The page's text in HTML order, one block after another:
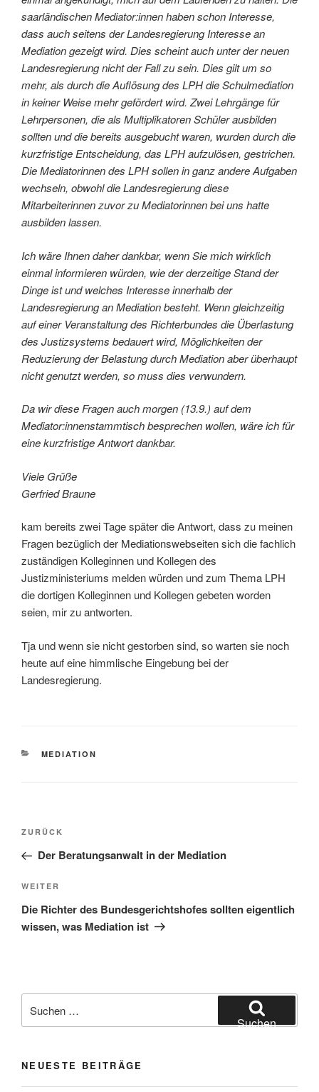
saarländischen Mediator:innen haben schon Interesse,
dass auch seitens der Landesregierung Interesse an
Mediation gezeigt wird. Dies scheint auch unter der neuen
Landesregierung nicht der Fall zu sein. Dies gilt um so
mehr, als durch die Auflösung des LPH die Schulmediation
in keiner Weise mehr gefördert wird. Zwei Lehrgänge für
Lehrpersonen, die als Multiplikatoren Schüler ausbilden
sollten und die bereits ausgebucht waren, wurden durch die
kurzfristige Entscheidung, das LPH aufzulösen, gestrichen.
Die Mediatorinnen des LPH sollen in ganz andere Aufgaben
wechseln, obwohl die Landesregierung diese
Mitarbeiterinnen zuvor zu Mediatorinnen bei uns hatte
ausbilden lassen.
Ich wäre Ihnen daher dankbar, wenn Sie mich wirklich
einmal informieren würden, wie der derzeitige Stand der
Dinge ist und welches Interesse innerhalb der
Landesregierung an Mediation besteht. Wenn gleichzeitig
auf einer Veranstaltung des Richterbundes die Überlastung
des Justizsystems bedauert wird, Möglichkeiten der
Reduzierung der Belastung durch Mediation aber überhaupt
nicht genutzt werden, so muss dies verwundern.
Da wir diese Fragen auch morgen (13.9.) auf dem
Mediator:innenstammtisch besprechen wollen, wäre ich für
eine kurzfristige Antwort dankbar.
Viele Grüße
Gerfried Braune
kam bereits zwei Tage später die Antwort, dass zu meinen
Fragen bezüglich der Mediationswebseiten sich die fachlich
zuständigen Kolleginnen und Kollegen des
Justizministeriums melden würden und zum Thema LPH
die dortigen Kolleginnen und Kollegen gebeten worden
seien, mir zu antworten.
Tja und wenn sie nicht gestorben sind, so warten sie noch
heute auf eine himmlische Eingebung bei der
Landesregierung.
KATEGORIEN
MEDIATION
Beitragsnavigation
Vorheriger
Beitrag
ZURÜCK
Der Beratungsanwalt in der Mediation
Nächster
Beitrag
WEITER
Die Richter des Bundesgerichtshofes sollten eigentlich
wissen, was Mediation ist
nach:
Suchen
NEUESTE BEITRÄGE